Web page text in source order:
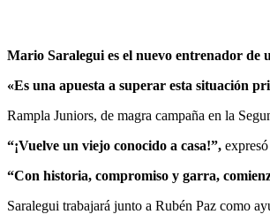
Mario Saralegui es el nuevo entrenador de
«Es una apuesta a superar esta situación
Rampla Juniors, de magra campaña en la
“¡Vuelve un viejo conocido a casa!”,
“Con historia, compromiso y garra,
Saralegui trabajará junto a Rubén Paz como